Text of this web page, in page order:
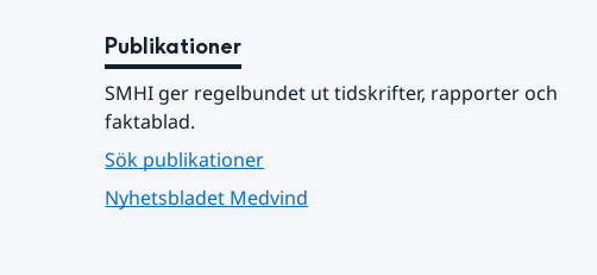
Publikationer
SMHI ger regelbundet ut tidskrifter, rapporter och
faktablad.
Sök publikationer
Nyhetsbladet Medvind